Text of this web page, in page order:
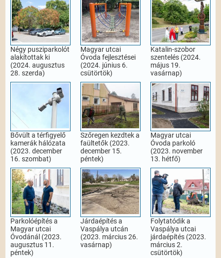
Négy pusziparkolót
alakítottak ki
(2024. augusztus
28. szerda)
Magyar utcai
Óvoda fejlesztései
(2024. június 6.
csütörtök)
Katalin-szobor
szentelés (2024.
május 19.
vasárnap)
Bővült a térfigyelő
kamerák hálózata
(2023. december
16. szombat)
Szőregen kezdtek a
faültetők (2023.
december 15.
péntek)
Magyar utcai
Óvoda parkoló
(2023. november
13. hétfő)
Parkolóépítés a
Magyar utcai
Óvodánál (2023.
augusztus 11.
péntek)
Járdaépítés a
Vaspálya utcán
(2023. március 26.
vasárnap)
Folytatódik a
Vaspálya utcai
járdaépítés (2023.
március 2.
csütörtök)